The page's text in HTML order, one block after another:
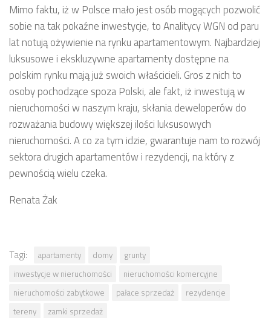
Mimo faktu, iż w Polsce mało jest osób mogących pozwolić
sobie na tak pokaźne inwestycje, to Analitycy WGN od paru
lat notują ożywienie na rynku apartamentowym. Najbardziej
luksusowe i ekskluzywne apartamenty dostępne na
polskim rynku mają już swoich właścicieli. Gros z nich to
osoby pochodzące spoza Polski, ale fakt, iż inwestują w
nieruchomości w naszym kraju, skłania deweloperów do
rozważania budowy większej ilości luksusowych
nieruchomości. A co za tym idzie, gwarantuje nam to rozwój
sektora drugich apartamentów i rezydencji, na który z
pewnością wielu czeka.
Renata Żak
Tagi: apartamenty domy
grunty
inwestycje w nieruchomości
nieruchomości komercyjne
nieruchomości zabytkowe
pałace sprzedaż
rezydencje
tereny
zamki sprzedaż